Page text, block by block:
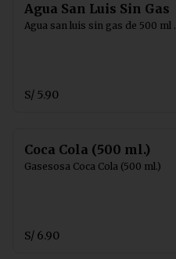
Agua San Luis Sin Gas
Agua san luis sin gas de 500 ml .
S/ 5.90
Coca Cola (500 ml.)
Gasesosa Coca Cola (500 ml.)
S/ 6.90